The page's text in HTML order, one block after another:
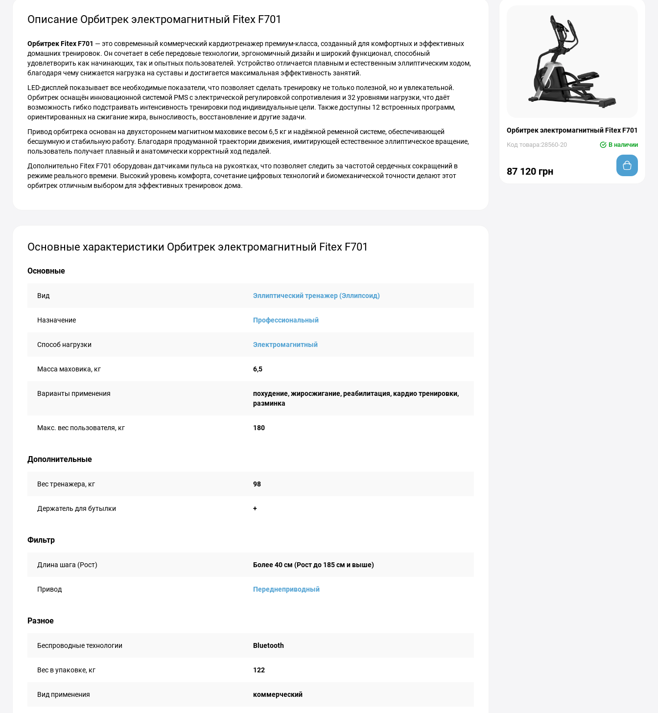
Описание Орбитрек электромагнитный Fitex F701
Орбитрек Fitex F701 — это современный коммерческий кардиотренажер премиум-класса, созданный для комфортных и эффективных
домашних тренировок. Он сочетает в себе передовые технологии, эргономичный дизайн и широкий функционал, способный
удовлетворить как начинающих, так и опытных пользователей. Устройство отличается плавным и естественным эллиптическим ходом,
благодаря чему снижается нагрузка на суставы и достигается максимальная эффективность занятий.
LED-дисплей показывает все необходимые показатели, что позволяет сделать тренировку не только полезной, но и увлекательной.
Орбитрек оснащён инновационной системой PMS с электрической регулировкой сопротивления и 32 уровнями нагрузки, что даёт
возможность гибко подстраивать интенсивность тренировки под индивидуальные цели. Также доступны 12 встроенных программ,
ориентированных на сжигание жира, выносливость, восстановление и другие задачи.
Привод орбитрека основан на двухстороннем магнитном маховике весом 6,5 кг и надёжной ременной системе, обеспечивающей
бесшумную и стабильную работу. Благодаря продуманной траектории движения, имитирующей естественное эллиптическое вращение,
пользователь получает плавный и анатомически корректный ход педалей.
Дополнительно Fitex F701 оборудован датчиками пульса на рукоятках, что позволяет следить за частотой сердечных сокращений в
режиме реального времени. Высокий уровень комфорта, сочетание цифровых технологий и биомеханической точности делают этот
орбитрек отличным выбором для эффективных тренировок дома.
Основные характеристики Орбитрек электромагнитный Fitex F701
Основные
Вид Эллиптический тренажер (Эллипсоид)
Назначение Профессиональный
Способ нагрузки Электромагнитный
Масса маховика, кг 6,5
Варианты применения
похудение, жиросжигание, реабилитация, кардио тренировки,
разминка
Макс. вес пользователя, кг 180
Дополнительные
Вес тренажера, кг 98
Держатель для бутылки +
Фильтр
Длина шага (Рост) Более 40 см (Рост до 185 см и выше)
Привод Переднеприводный
Разное
Беспроводные технологии Bluetooth
Вес в упаковке, кг 122
Вид применения коммерческий
Орбитрек электромагнитный Fitex F701
Код товара:28560-20 В наличии
87 120 грн